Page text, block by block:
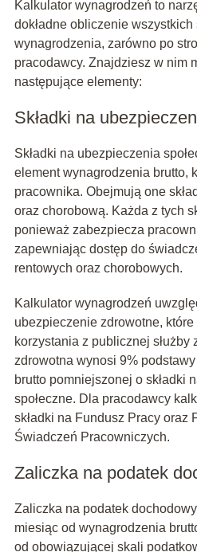
Kalkulator wynagrodzeń to
dokładne obliczenie wszystkich
wynagrodzenia, zarówno po
pracodawcy. Znajdziesz w nim
następujące elementy:
Składki na
Składki na ubezpieczenia
element wynagrodzenia brutto,
pracownika. Obejmują one
oraz chorobową. Każda z tych
ponieważ zabezpiecza
zapewniając dostęp do
rentowych oraz chorobowych.
Kalkulator wynagrodzeń
ubezpieczenie zdrowotne,
korzystania z publicznej służby
zdrowotna wynosi 9%
brutto pomniejszonej o składki
społeczne. Dla pracodawcy
składki na Fundusz Pracy oraz
Świadczeń Pracowniczych.
Zaliczka na podatek
Zaliczka na podatek
miesiąc od wynagrodzenia
od obowiązującej skali